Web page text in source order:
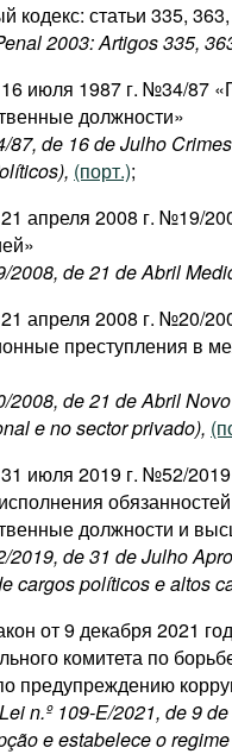
кодекс: статьи 335,
2003: Artigos 335,
16 июля 1987 г. №34/87
должности»
87, de 16 de Julho
(порт.);
апреля 2008 г. №19/
2008, de 21 de Abril
апреля 2008 г. №20/
преступления в
2008, de 21 de Abril
e no sector privado),
июля 2019 г. №52/
должности и
2019, de 31 de Julho
cargos políticos e altos
от 9 декабря 2021
комитета по
предупреждению
n.º 109-E/2021, de 9
e estabelece o